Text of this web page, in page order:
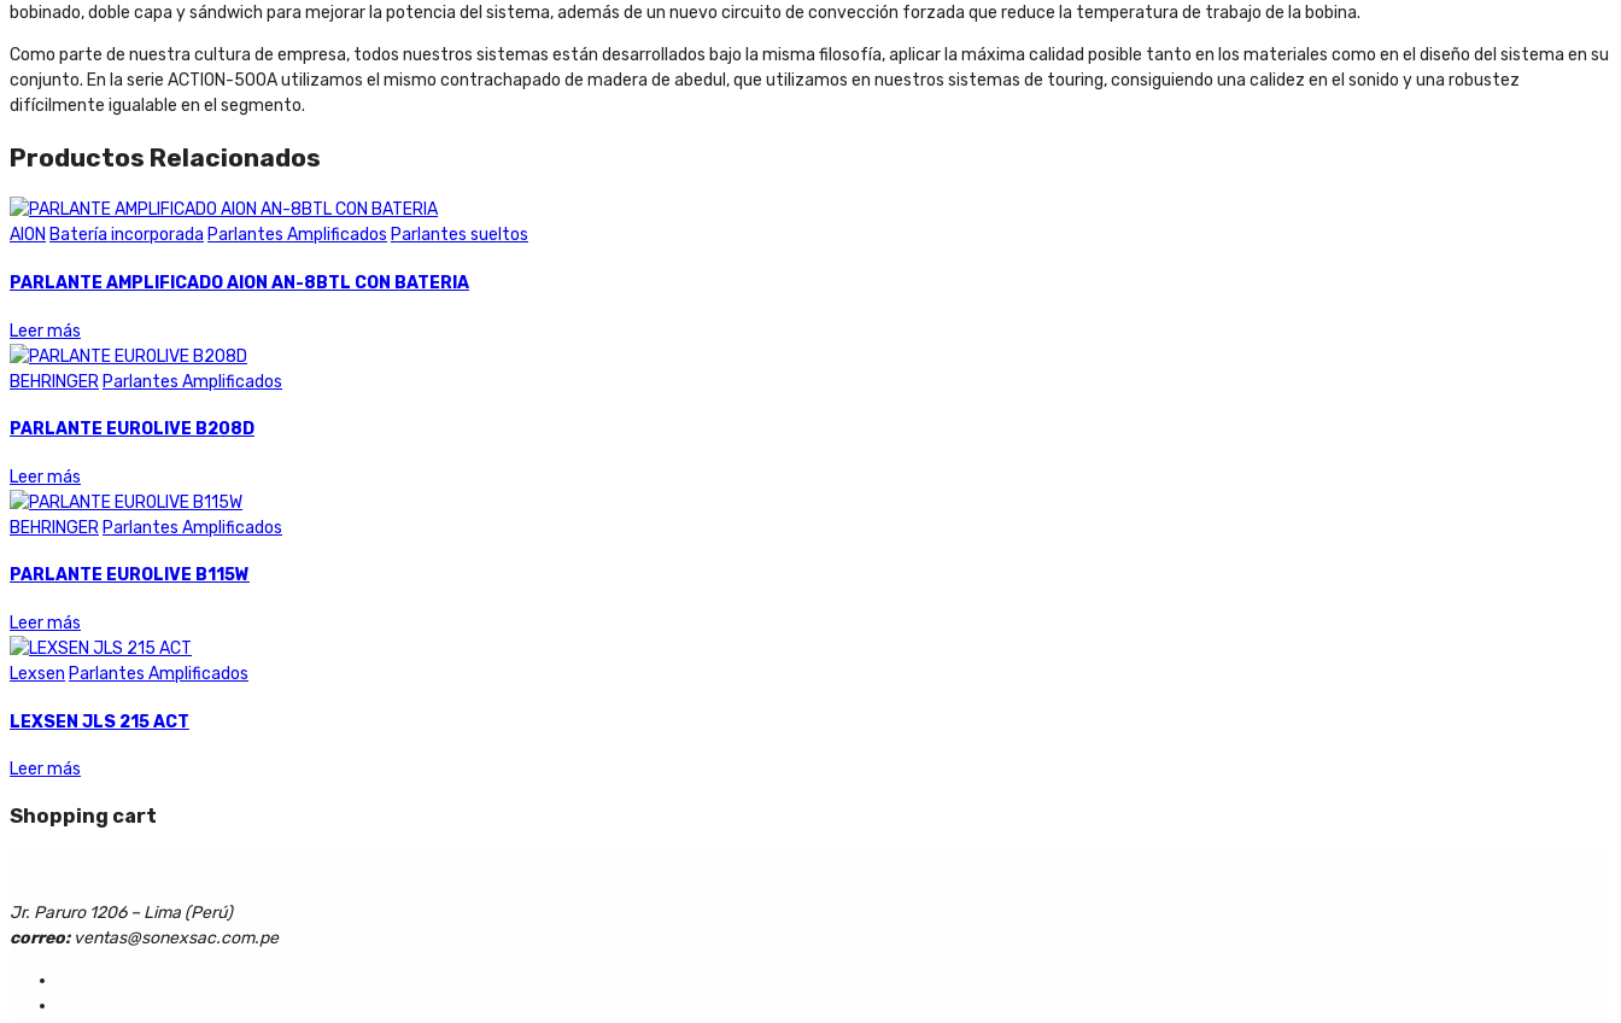
bobinado, doble capa y sándwich para mejorar la potencia del sistema, además de un nuevo circuito de convección forzada que reduce la temperatura de trabajo de la bobina.
Como parte de nuestra cultura de empresa, todos nuestros sistemas están desarrollados bajo la misma filosofía, aplicar la máxima calidad posible tanto en los materiales como en el diseño del sistema en su
conjunto. En la serie ACTION-500A utilizamos el mismo contrachapado de madera de abedul, que utilizamos en nuestros sistemas de touring, consiguiendo una calidez en el sonido y una robustez
difícilmente igualable en el segmento.
Productos Relacionados
AION Batería incorporada Parlantes Amplificados Parlantes sueltos
PARLANTE AMPLIFICADO AION AN-8BTL CON BATERIA
Leer más
BEHRINGER Parlantes Amplificados
PARLANTE EUROLIVE B208D
Leer más
BEHRINGER Parlantes Amplificados
PARLANTE EUROLIVE B115W
Leer más
Lexsen Parlantes Amplificados
LEXSEN JLS 215 ACT
Leer más
Shopping cart
Jr. Paruro 1206 – Lima (Perú)
correo:ventas@sonexsac.com.pe